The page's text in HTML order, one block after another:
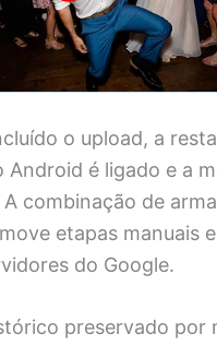
o upload, a
Android é ligado e a
combinação de
etapas manuais
do Google.
preservado por